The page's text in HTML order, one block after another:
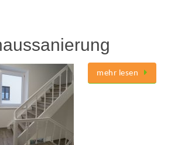
mehr lesen